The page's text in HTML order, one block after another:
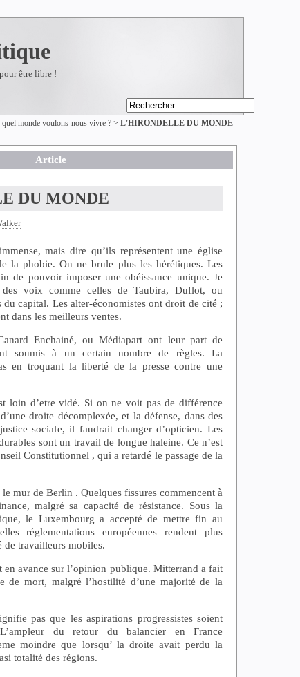
être libre !
monde voulons-nous vivre ? > L'HIRONDELLE DU MONDE
Article
DU MONDE
mais dire qu’ils représentent une église
la phobie. On ne brule plus les hérétiques. Les
de pouvoir imposer une obéissance unique. Je
des voix comme celles de Taubira, Duflot, ou
du capital. Les alter-économistes ont droit de cité ;
dans les meilleurs ventes.
Enchainé, ou Médiapart ont leur part de
soumis à un certain nombre de règles. La
en troquant la liberté de la presse contre une
loin d’etre vidé. Si on ne voit pas de différence
droite décomplexée, et la défense, dans des
sociale, il faudrait changer d’opticien. Les
sont un travail de longue haleine. Ce n’est
Constitutionnel , qui a retardé le passage de la
mur de Berlin . Quelques fissures commencent à
malgré sa capacité de résistance. Sous la
le Luxembourg a accepté de mettre fin au
réglementations européennes rendent plus
travailleurs mobiles.
en avance sur l’opinion publique. Mitterrand a fait
de mort, malgré l’hostilité d’une majorité de la
pas que les aspirations progressistes soient
du retour du balancier en France
moindre que lorsqu’ la droite avait perdu la
totalité des régions.